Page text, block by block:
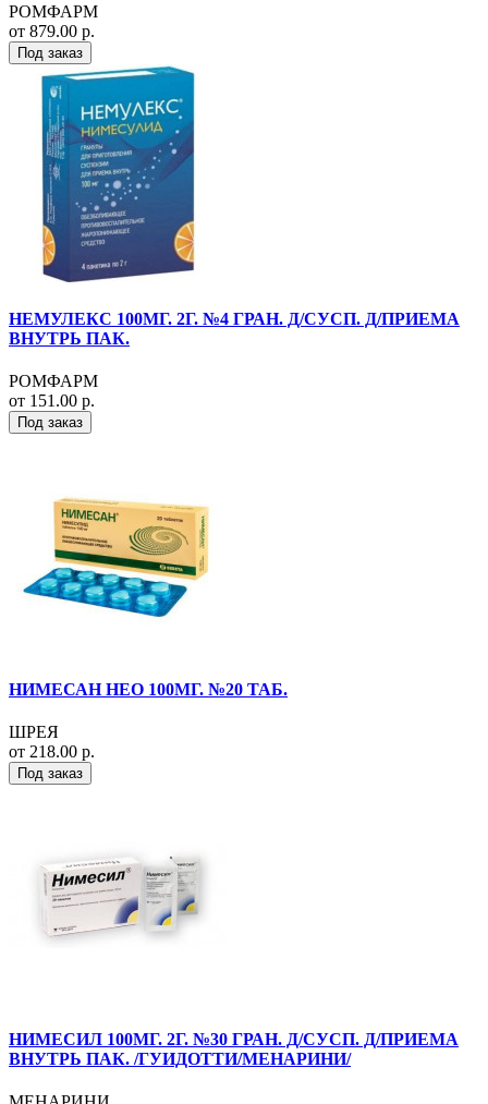
РОМФАРМ
от 879.00 р.
Под заказ
НЕМУЛЕКС 100МГ. 2Г. №4 ГРАН. Д/СУСП. Д/ПРИЕМА
ВНУТРЬ ПАК.
РОМФАРМ
от 151.00 р.
Под заказ
НИМЕСАН НЕО 100МГ. №20 ТАБ.
ШРЕЯ
от 218.00 р.
Под заказ
НИМЕСИЛ 100МГ. 2Г. №30 ГРАН. Д/СУСП. Д/ПРИЕМА
ВНУТРЬ ПАК. /ГУИДОТТИ/МЕНАРИНИ/